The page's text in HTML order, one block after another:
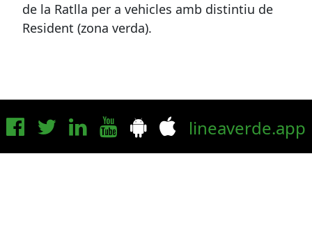
de la Ratlla per a vehicles amb distintiu de
Resident (zona verda).
lineaverde.app